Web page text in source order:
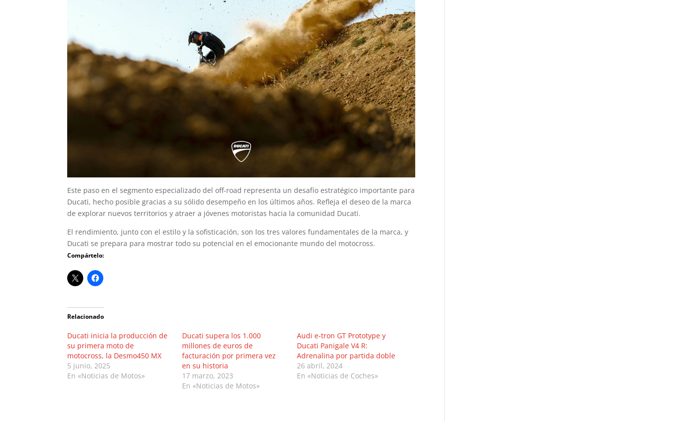
Este paso en el segmento especializado del off-road representa un desafío estratégico importante para
Ducati, hecho posible gracias a su sólido desempeño en los últimos años. Refleja el deseo de la marca
de explorar nuevos territorios y atraer a jóvenes motoristas hacia la comunidad Ducati.
El rendimiento, junto con el estilo y la sofisticación, son los tres valores fundamentales de la marca, y
Ducati se prepara para mostrar todo su potencial en el emocionante mundo del motocross.
Compártelo:
Relacionado
Ducati inicia la producción de
su primera moto de
motocross, la Desmo450 MX
5 junio, 2025
En «Noticias de Motos»
Ducati supera los 1.000
millones de euros de
facturación por primera vez
en su historia
17 marzo, 2023
En «Noticias de Motos»
Audi e-tron GT Prototype y
Ducati Panigale V4 R:
Adrenalina por partida doble
26 abril, 2024
En «Noticias de Coches»